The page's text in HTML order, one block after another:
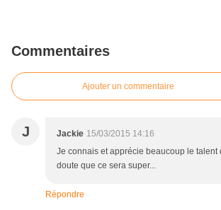
Commentaires
Ajouter un commentaire
J Jackie 15/03/2015 14:16
Je connais et apprécie beaucoup le talent
doute que ce sera super...
Répondre